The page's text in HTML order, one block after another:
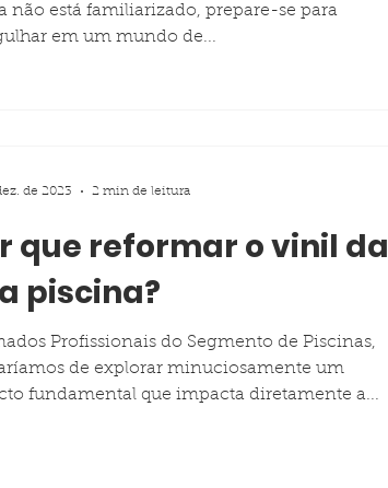
não está familiarizado, prepare-se para
em um mundo de...
que reformar o vinil da
piscina?
Profissionais do Segmento de Piscinas,
de explorar minuciosamente um
fundamental que impacta diretamente a...
de 2023 2 min de leitura